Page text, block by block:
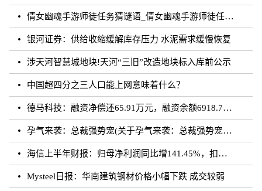
倩女幽魂手游师徒任务猜谜语_倩女幽魂手游师徒任务猜成语
银河证券：供给收缩缓解库存压力 水泥需求缓慢恢复
涉天河智慧城地块!天河“三旧”改造地块标入库前公示
中国超四分之三人口能上网意味着什么？
德马科技：融资净偿还65.91万元，融资余额6918.76万元（08-28）
孕气来袭：总裁强势宠(关于孕气来袭：总裁强势宠简述)
海信上半年财报：归母净利润同比增141.45%，扣非归母净利润同比增195.10%
Mysteel日报：华南建筑钢材价格小幅下跌 成交较弱